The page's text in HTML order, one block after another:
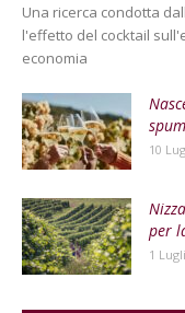
Una ricerca condotta
l'effetto del cocktail
economia
10
per
1